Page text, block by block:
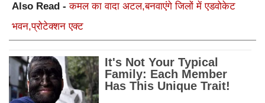
Also Read -कमल का वादा अटल,बनवाएंगे जिलों में एडवोकेट
भवन,प्रोटेक्शन एक्ट